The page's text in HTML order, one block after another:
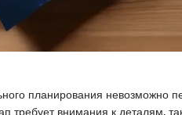
планирования невозможно
требует внимания к деталям,